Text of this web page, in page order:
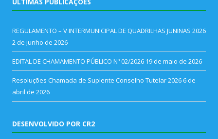
REGULAMENTO – V INTERMUNICIPAL DE QUADRILHAS JUNINAS 2026
2 de junho de 2026
EDITAL DE CHAMAMENTO PÚBLICO Nº 02/2026 19 de maio de 2026
Resoluções Chamada de Suplente Conselho Tutelar 2026 6 de
abril de 2026
DESENVOLVIDO POR CR2